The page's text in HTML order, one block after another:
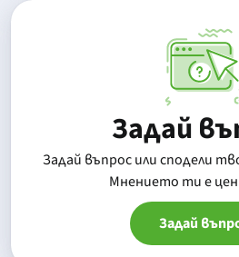
Задай
Задай въпрос или сподели
Mнението ти е
Задай